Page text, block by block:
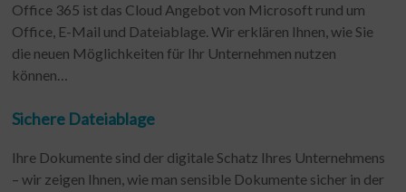
Office 365 ist das Cloud Angebot von Microsoft rund um
Office, E-Mail und Dateiablage. Wir erklären Ihnen, wie Sie
die neuen Möglichkeiten für Ihr Unternehmen nutzen
können…
Sichere Dateiablage
Ihre Dokumente sind der digitale Schatz Ihres Unternehmens
– wir zeigen Ihnen, wie man sensible Dokumente sicher in der